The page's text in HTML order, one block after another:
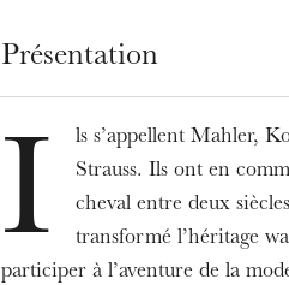
Présentation
I
ls s’appellent Mahler,
Strauss. Ils ont en
cheval entre deux
transformé l’héritage
participer à l’aventure de la